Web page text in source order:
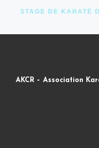
STAGE DE KARATÉ
AKCR – Association